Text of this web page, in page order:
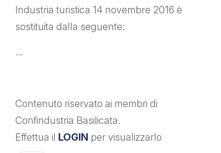
Industria turistica 14 novembre 2016 è
sostituita dalla seguente:
…
Contenuto riservato ai membri di
Confindustria Basilicata.
Effettua il LOGIN per visualizzarlo